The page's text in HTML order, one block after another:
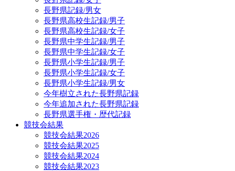
長野県記録/男女
長野県高校生記録/男子
長野県高校生記録/女子
長野県中学生記録/男子
長野県中学生記録/女子
長野県小学生記録/男子
長野県小学生記録/女子
長野県小学生記録/男女
今年樹立された長野県記録
今年追加された長野県記録
長野県選手権・歴代記録
競技会結果
競技会結果2026
競技会結果2025
競技会結果2024
競技会結果2023